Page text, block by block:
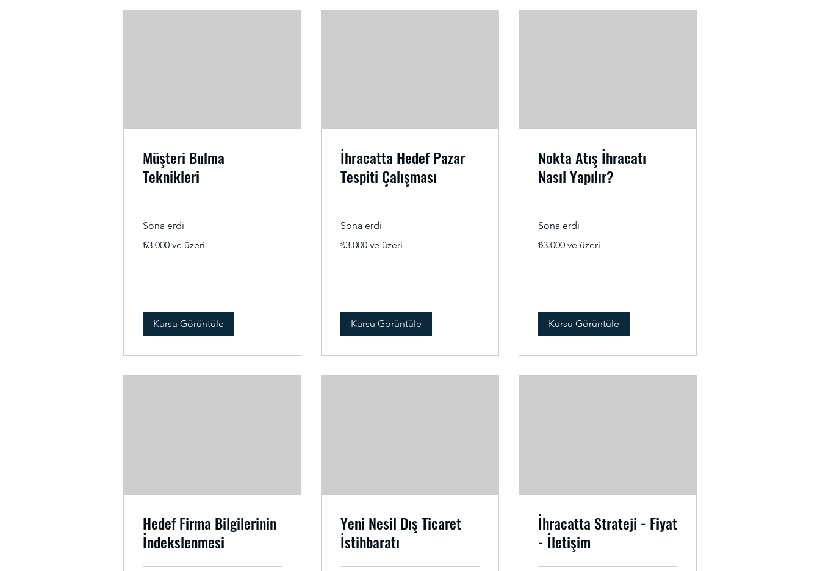
Müşteri Bulma
Teknikleri
Sona erdi
₺3.000
Türk
₺3.000 ve üzeri
Kursu Görüntüle
İhracatta Hedef Pazar
Tespiti Çalışması
Sona erdi
₺3.000
Türk
₺3.000 ve üzeri
Kursu Görüntüle
Nokta Atış İhracatı
Nasıl Yapılır?
Sona erdi
₺3.000
Türk
₺3.000 ve üzeri
Kursu Görüntüle
Hedef Firma Bilgilerinin
İndekslenmesi
Yeni Nesil Dış Ticaret
İstihbaratı
İhracatta Strateji - Fiyat
- İletişim